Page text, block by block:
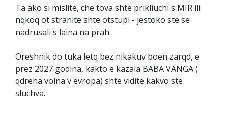
Ta ako si mislite, che tova shte prikliuchi s MIR ili
nqkoq ot stranite shte otstupi - jestoko ste se
nadrusali s laina na prah.
Oreshnik do tuka letq bez nikakuv boen zarqd, e
prez 2027 godina, kakto e kazala BABA VANGA (
qdrena voina v evropa) shte vidite kakvo ste
sluchva.